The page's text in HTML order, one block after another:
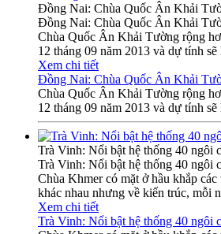
Đồng Nai: Chùa Quốc Ân Khải
Đồng Nai: Chùa Quốc Ân Khải
Chùa Quốc Ân Khải Tường rộng
12 tháng 09 năm 2013 và dự tính
Xem chi tiết
Đồng Nai: Chùa Quốc Ân Khải
Chùa Quốc Ân Khải Tường rộng
12 tháng 09 năm 2013 và dự tính
Trà Vinh: Nổi bật hệ thống 40 ngôi
Trà Vinh: Nổi bật hệ thống 40 ngôi
Chùa Khmer có mặt ở hầu khắp
khác nhau nhưng về kiến trúc, mỗi
Xem chi tiết
Trà Vinh: Nổi bật hệ thống 40 ngôi